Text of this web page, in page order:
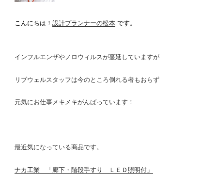
こんにちは！ 設計プランナーの松本 です。
インフルエンザやノロウィルスが蔓延していますが
リブウェルスタッフは今のところ倒れる者もおらず
元気にお仕事メキメキがんばっています！
最近気になっている商品です。
ナカ工業 「廊下・階段手すり ＬＥＤ照明付」